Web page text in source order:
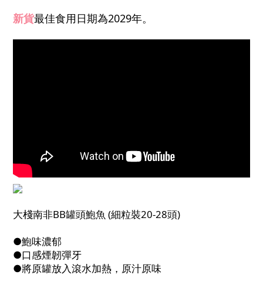
新貨最佳食用日期為2029年。
大棧南非BB罐頭鮑魚 (細粒裝20-28頭)
●鮑味濃郁
●口感煙韌彈牙
●將原罐放入滾水加熱，原汁原味